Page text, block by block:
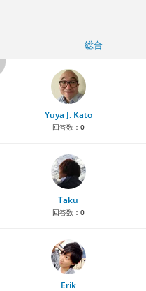
総合
Yuya J. Kato
回答数： 0
Taku
回答数： 0
Erik